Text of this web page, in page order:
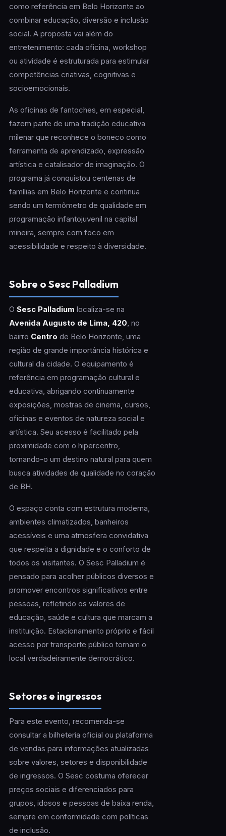
como referência em Belo Horizonte ao
combinar educação, diversão e inclusão
social. A proposta vai além do
entretenimento: cada oficina, workshop
ou atividade é estruturada para estimular
competências criativas, cognitivas e
socioemocionais.
As oficinas de fantoches, em especial,
fazem parte de uma tradição educativa
milenar que reconhece o boneco como
ferramenta de aprendizado, expressão
artística e catalisador de imaginação. O
programa já conquistou centenas de
famílias em Belo Horizonte e continua
sendo um termômetro de qualidade em
programação infantojuvenil na capital
mineira, sempre com foco em
acessibilidade e respeito à diversidade.
Sobre o Sesc Palladium
O Sesc Palladium localiza-se na
Avenida Augusto de Lima, 420, no
bairro Centro de Belo Horizonte, uma
região de grande importância histórica e
cultural da cidade. O equipamento é
referência em programação cultural e
educativa, abrigando continuamente
exposições, mostras de cinema, cursos,
oficinas e eventos de natureza social e
artística. Seu acesso é facilitado pela
proximidade com o hipercentro,
tornando-o um destino natural para quem
busca atividades de qualidade no coração
de BH.
O espaço conta com estrutura moderna,
ambientes climatizados, banheiros
acessíveis e uma atmosfera convidativa
que respeita a dignidade e o conforto de
todos os visitantes. O Sesc Palladium é
pensado para acolher públicos diversos e
promover encontros significativos entre
pessoas, refletindo os valores de
educação, saúde e cultura que marcam a
instituição. Estacionamento próprio e fácil
acesso por transporte público tornam o
local verdadeiramente democrático.
Setores e ingressos
Para este evento, recomenda-se
consultar a bilheteria oficial ou plataforma
de vendas para informações atualizadas
sobre valores, setores e disponibilidade
de ingressos. O Sesc costuma oferecer
preços sociais e diferenciados para
grupos, idosos e pessoas de baixa renda,
sempre em conformidade com políticas
de inclusão.